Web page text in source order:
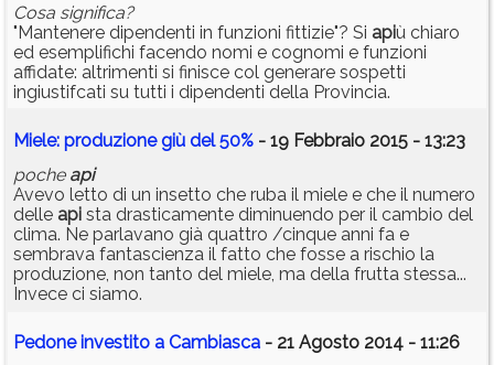
Cosa significa?
"Mantenere dipendenti in funzioni fittizie"? Si apiù chiaro
ed esemplifichi facendo nomi e cognomi e funzioni
affidate: altrimenti si finisce col generare sospetti
ingiustifcati su tutti i dipendenti della Provincia.
Miele: produzione giù del 50% - 19 Febbraio 2015 - 13:23
poche api
Avevo letto di un insetto che ruba il miele e che il numero
delle api sta drasticamente diminuendo per il cambio del
clima. Ne parlavano già quattro /cinque anni fa e
sembrava fantascienza il fatto che fosse a rischio la
produzione, non tanto del miele, ma della frutta stessa...
Invece ci siamo.
Pedone investito a Cambiasca - 21 Agosto 2014 - 11:26